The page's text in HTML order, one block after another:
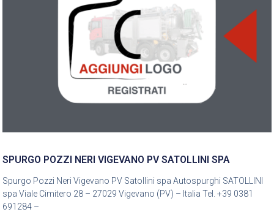
SPURGO POZZI NERI VIGEVANO PV SATOLLINI SPA
Spurgo Pozzi Neri Vigevano PV Satollini spa Autospurghi SATOLLINI
spa Viale Cimitero 28 – 27029 Vigevano (PV) – Italia Tel. +39 0381
691284 –